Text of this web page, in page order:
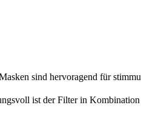
sind hervoragend für
ist der Filter in